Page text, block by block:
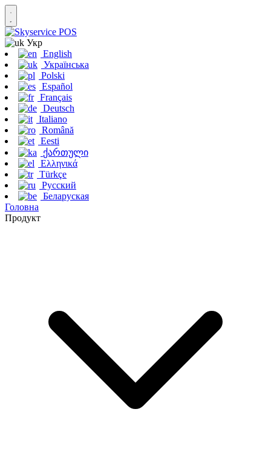
Укр
English
Українська
Polski
Español
Français
Deutsch
Italiano
Română
Eesti
ქართული
Ελληνικά
Türkçe
Русский
Беларуская
Головна
Продукт